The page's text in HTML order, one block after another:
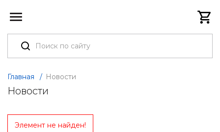
Главная / Новости
Новости
Элемент не найден!